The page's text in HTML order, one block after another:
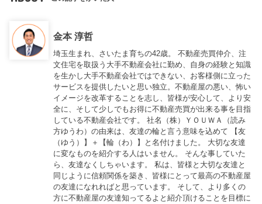
金本 淳哲
埼玉生まれ、さいたま育ちの42歳。 不動産売買仲介、注
文住宅を取扱う大手不動産会社に勤め、自身の経験と知識
を生かし大手不動産会社ではできない、お客様側に立った
サービスを提供したいと思い独立。不動産屋の悪い、怖い
イメージを改革することを志し、皆様が安心して、より安
全に、そして少しでもお得に不動産売買が出来る事を目指
している不動産会社です。 社名（株）ＹＯＵＷＡ（読み
方ゆうわ）の由来は、友達の輪と言う意味を込めて 【友
（ゆう）】＋【輪（わ）】と名付けました。 大切な友達
に変なものを紹介する人はいません。 そんな事していた
ら、友達なくしちゃいます。 私は、皆様と大切な友達と
同じように信頼関係を築き、皆様にとって最高の不動産屋
の友達になれればと思っています。 そして、より多くの
方に不動産屋の友達知ってるよと紹介頂けることを目標に